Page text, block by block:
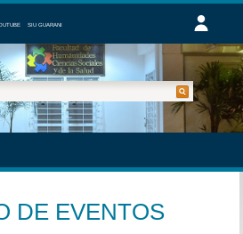
SIU GUARANI
DE EVENTOS